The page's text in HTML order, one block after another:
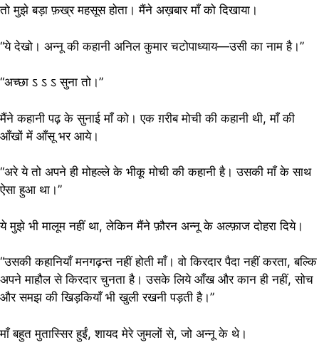
तो मुझे बड़ा फ़ख्र महसूस होता। मैंने अख़बार माँ को दिखाया।
“ये देखो। अन्नू की कहानी अनिल कुमार चटोपाध्याय—उसी का नाम है।”
“अच्छा ऽ ऽ ऽ सुना तो।”
मैंने कहानी पढ़ के सुनाई माँ को। एक ग़रीब मोची की कहानी थी, माँ की
आँखों में आँसू भर आये।
“अरे ये तो अपने ही मोहल्ले के भीकू मोची की कहानी है। उसकी माँ के साथ
ऐसा हुआ था।”
ये मुझे भी मालूम नहीं था, लेकिन मैंने फ़ौरन अन्नू के अल्फ़ाज दोहरा दिये।
“उसकी कहानियाँ मनगढ़न्त नहीं होती माँ। वो किरदार पैदा नहीं करता, बल्कि
अपने माहौल से किरदार चुनता है। उसके लिये आँख और कान ही नहीं, सोच
और समझ की खिड़कियाँ भी खुली रखनी पड़ती है।”
माँ बहुत मुतास्सिर हुईं, शायद मेरे जुमलों से, जो अन्नू के थे।